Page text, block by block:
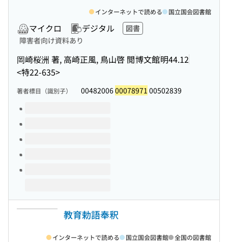
マイクロ デジタル
図書
障害者向け資料あり
岡崎桜洲 著, 高崎正風, 鳥山啓 閲博文館明44.12
<特22-635>
インターネットで読める 国立国会図書館
著者標目（識別子） 0048200600078971 00502839
このタイトルの巻号
教育勅語奉釈
インターネットで読める 国立国会図書館 全国の図書館